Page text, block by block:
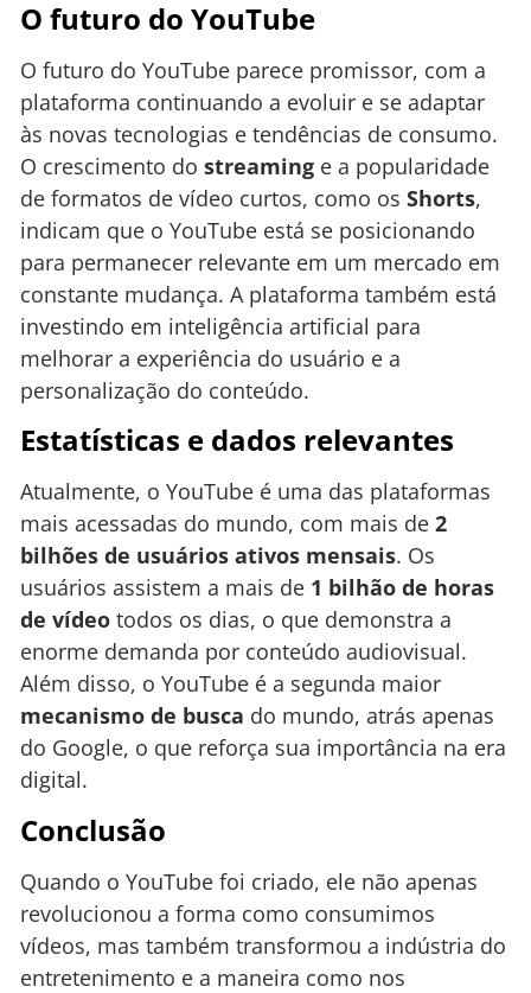
O futuro do YouTube
O futuro do YouTube parece promissor, com a
plataforma continuando a evoluir e se adaptar
às novas tecnologias e tendências de consumo.
O crescimento do streaming e a popularidade
de formatos de vídeo curtos, como os Shorts,
indicam que o YouTube está se posicionando
para permanecer relevante em um mercado em
constante mudança. A plataforma também está
investindo em inteligência artificial para
melhorar a experiência do usuário e a
personalização do conteúdo.
Estatísticas e dados relevantes
Atualmente, o YouTube é uma das plataformas
mais acessadas do mundo, com mais de 2
bilhões de usuários ativos mensais. Os
usuários assistem a mais de 1 bilhão de horas
de vídeo todos os dias, o que demonstra a
enorme demanda por conteúdo audiovisual.
Além disso, o YouTube é a segunda maior
mecanismo de busca do mundo, atrás apenas
do Google, o que reforça sua importância na era
digital.
Conclusão
Quando o YouTube foi criado, ele não apenas
revolucionou a forma como consumimos
vídeos, mas também transformou a indústria do
entretenimento e a maneira como nos